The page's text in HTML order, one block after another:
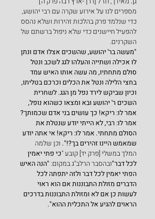
מספרים לנו על אירוע שקרה עם רבי יהושע,
כדי שנלמד פרק בהלכות זהירות ושלא נהסס
להפעיל חיישנים כדי שלא ניפול ברשתם של
השקרנים.
"מעשה בר' יהושע, שהשכים אצלו אדם ונתן
לו אכילה ושתייה והעלהו לגג לשכב ונטל
סולם מתחתיו, מה עשה אותו האיש עמד
בחצי הלילה ונטל את הכלים וכרכם בטליתו,
וכיון שביקש לירד נפל מן הגג. לשחרית
השכים ר' יהושע ובא ומצאו כשהוא נופל,
אמר לו: ריקא! כך עושים בני אדם שכמותך?
אמר לו: רבי, לא הייתי יודע שנטלת את
הסולם מתחתי. אמר לו: ריקא! אי אתה יודע
שמאמש היינו זהירים בך?!". וכן שלמה
המלך במשלי [פרק יד] קובע "כי פתי יאמין
לכל דבר"ובהסבר הרלב"ג במקום: "הנה האיש
הפתי יאמין לכל דבר ולזה יתפתה לכל
הדברים מזולת התבוננות אם הוא ראוי
לעשות כן אם לא ומזולת התבוננות בדרכים
הראוים להגיע אל התכלית ההוא".